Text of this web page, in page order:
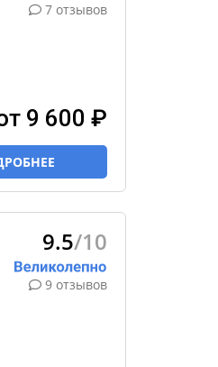
7 отзывов
9 600 ₽
9.5/10
9 отзывов